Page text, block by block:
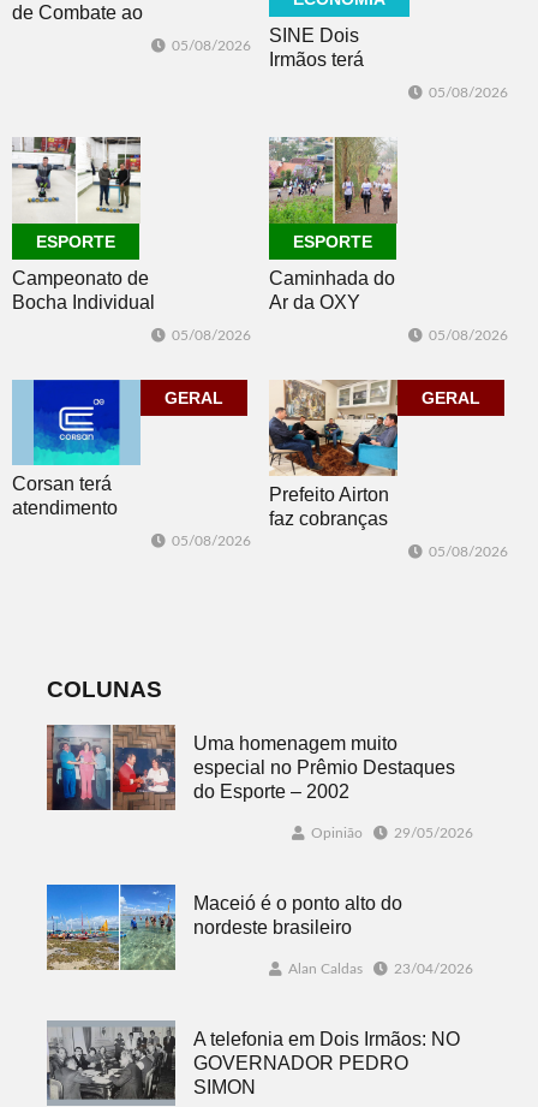
de Combate ao
05/08/2026
SINE Dois
Irmãos terá
dia 10
05/08/2026
ESPORTE
Campeonato de
Bocha Individual
05/08/2026
ESPORTE
Caminhada do
Ar da OXY
Morro Reuter
05/08/2026
GERAL
Corsan terá
atendimento
05/08/2026
GERAL
Prefeito Airton
faz cobranças
sobre problemas
05/08/2026
COLUNAS
Uma homenagem muito
especial no Prêmio Destaques
do Esporte – 2002
Opinião 29/05/2026
Maceió é o ponto alto do
nordeste brasileiro
Alan Caldas 23/04/2026
A telefonia em Dois Irmãos: NO
GOVERNADOR PEDRO
SIMON